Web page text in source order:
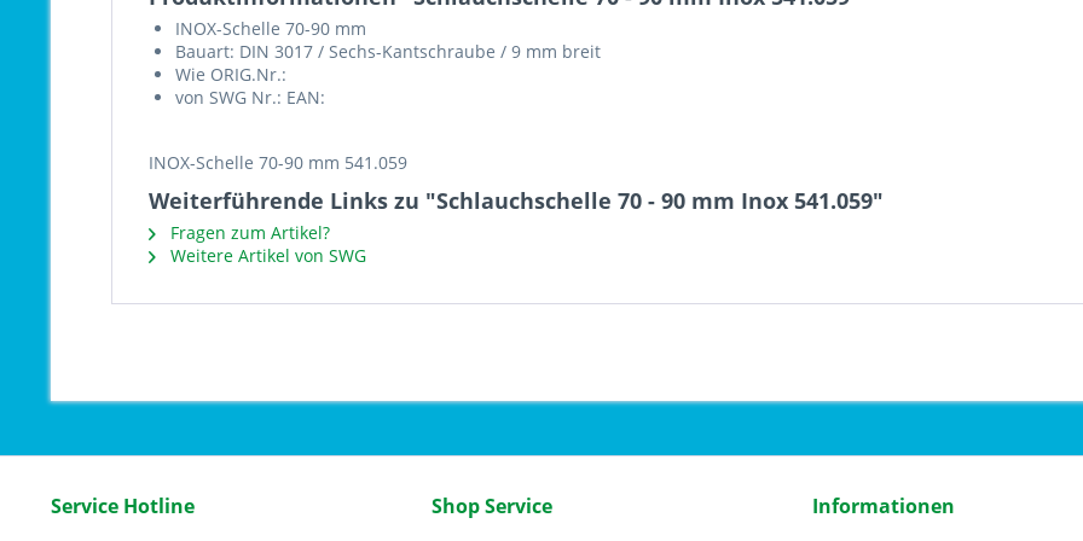
INOX-Schelle 70-90 mm
Bauart: DIN 3017 / Sechs-Kantschraube / 9 mm breit
Wie ORIG.Nr.:
von SWG Nr.: EAN:
INOX-Schelle 70-90 mm 541.059
Weiterführende Links zu "Schlauchschelle 70 - 90 mm Inox 541.059"
Fragen zum Artikel?
Weitere Artikel von SWG
Service Hotline Shop Service Informationen